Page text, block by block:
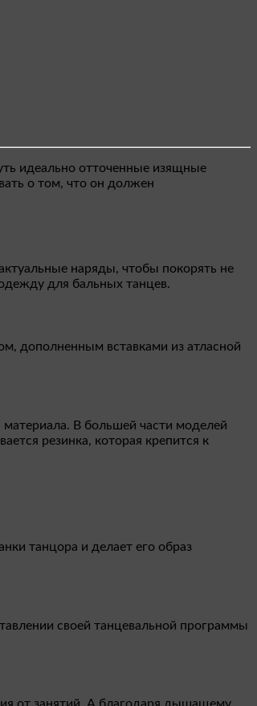
идеально отточенные изящные
о том, что он должен
наряды, чтобы покорять не
для бальных танцев.
дополненным вставками из атласной
В большей части моделей
резинка, которая крепится к
танцора и делает его образ
своей танцевальной программы